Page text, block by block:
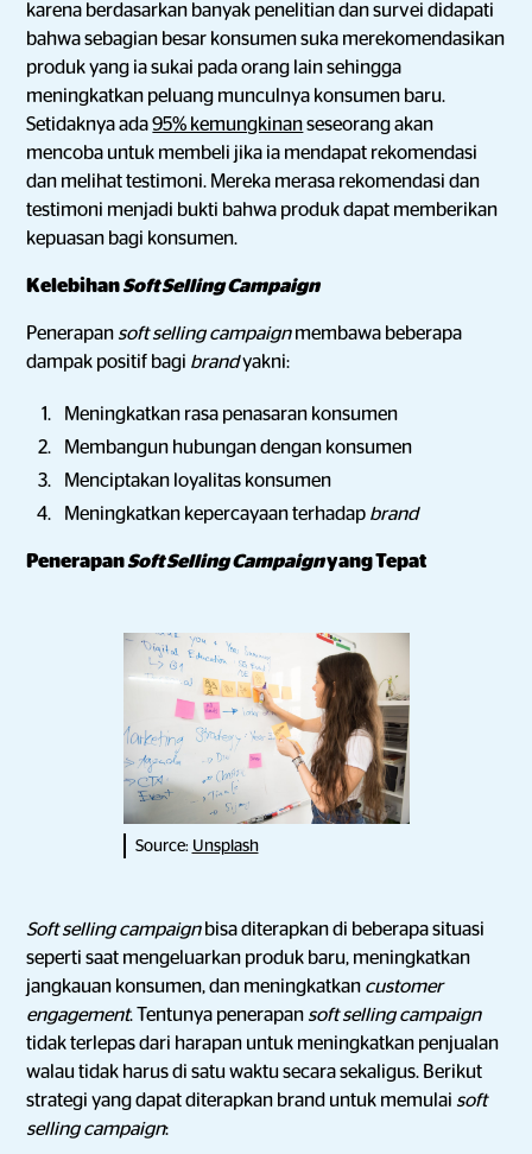
karena berdasarkan banyak penelitian dan survei didapati
bahwa sebagian besar konsumen suka merekomendasikan
produk yang ia sukai pada orang lain sehingga
meningkatkan peluang munculnya konsumen baru.
Setidaknya ada95% kemungkinanseseorang akan
mencoba untuk membeli jika ia mendapat rekomendasi
dan melihat testimoni. Mereka merasa rekomendasi dan
testimoni menjadi bukti bahwa produk dapat memberikan
kepuasan bagi konsumen.
KelebihanSoft Selling Campaign
Penerapan soft selling campaignmembawa beberapa
dampak positif bagi brandyakni:
Meningkatkan rasa penasaran konsumen
Membangun hubungan dengan konsumen
Menciptakan loyalitas konsumen
Meningkatkan kepercayaan terhadap brand
PenerapanSoft Selling Campaignyang Tepat
Source: Unsplash
Soft selling campaign bisa diterapkan di beberapa situasi
seperti saat mengeluarkan produk baru, meningkatkan
jangkauan konsumen, dan meningkatkan customer
engagement. Tentunya penerapan soft selling campaign
tidak terlepas dari harapan untuk meningkatkan penjualan
walau tidak harus di satu waktu secara sekaligus. Berikut
strategi yang dapat diterapkan brand untuk memulai soft
selling campaign: